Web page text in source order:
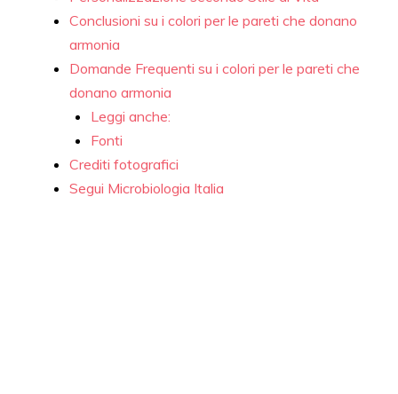
Conclusioni su i colori per le pareti che donano
armonia
Domande Frequenti su i colori per le pareti che
donano armonia
Leggi anche:
Fonti
Crediti fotografici
Segui Microbiologia Italia